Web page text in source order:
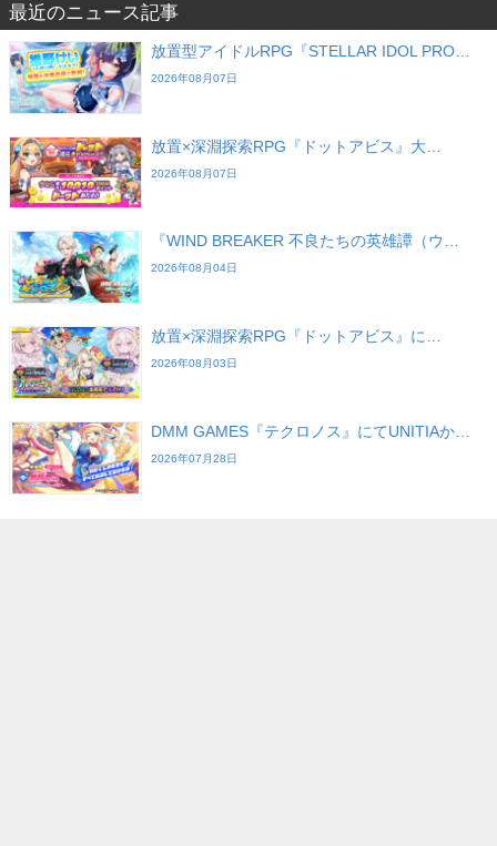
最近のニュース記事
放置型アイドルRPG『STELLAR IDOL PRO…
2026年08月07日
放置×深淵探索RPG『ドットアビス』大…
2026年08月07日
『WIND BREAKER 不良たちの英雄譚（ウ…
2026年08月04日
放置×深淵探索RPG『ドットアビス』に…
2026年08月03日
DMM GAMES『テクロノス』にてUNITIAか…
2026年07月28日